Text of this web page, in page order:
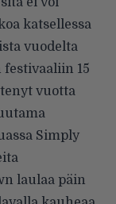
katsellessa
vuodelta
festivaaliin 15
vuotta
Simply
laulaa päin